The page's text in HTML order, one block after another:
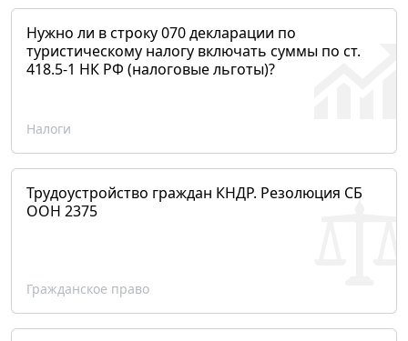
Нужно ли в строку 070 декларации по
туристическому налогу включать суммы по ст.
418.5-1 НК РФ (налоговые льготы)?
Налоги
Трудоустройство граждан КНДР. Резолюция СБ
ООН 2375
Гражданское право